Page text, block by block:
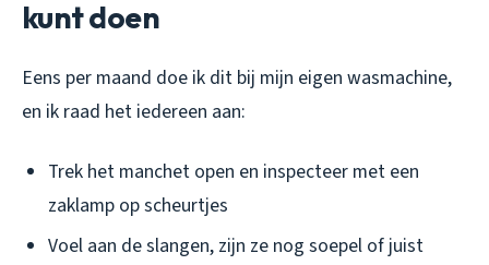
kunt doen
Eens per maand doe ik dit bij mijn eigen wasmachine,
en ik raad het iedereen aan:
Trek het manchet open en inspecteer met een
zaklamp op scheurtjes
Voel aan de slangen, zijn ze nog soepel of juist